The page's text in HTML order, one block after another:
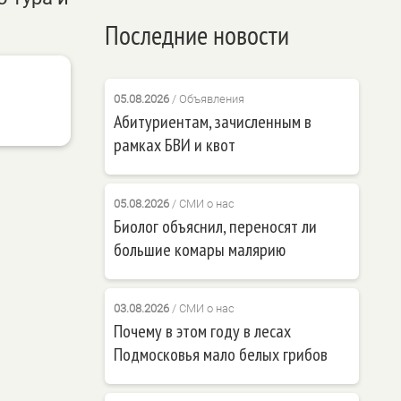
Последние новости
05.08.2026/ Объявления
Абитуриентам, зачисленным в
рамках БВИ и квот
05.08.2026/ СМИ о нас
Биолог объяснил, переносят ли
большие комары малярию
03.08.2026/ СМИ о нас
Почему в этом году в лесах
Подмосковья мало белых грибов